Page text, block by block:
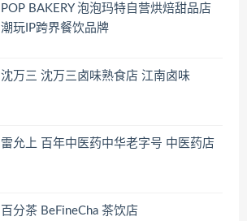
POP BAKERY 泡泡玛特自营烘焙甜品店
潮玩IP跨界餐饮品牌
沈万三 沈万三卤味熟食店 江南卤味
雷允上 百年中医药中华老字号 中医药店
百分茶 BeFineCha 茶饮店